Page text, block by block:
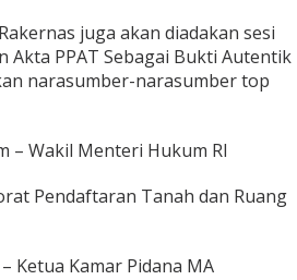
juga akan diadakan sesi
Akta PPAT Sebagai Bukti Autentik
narasumber-narasumber top
– Wakil Menteri Hukum RI
Pendaftaran Tanah dan Ruang
Ketua Kamar Pidana MA